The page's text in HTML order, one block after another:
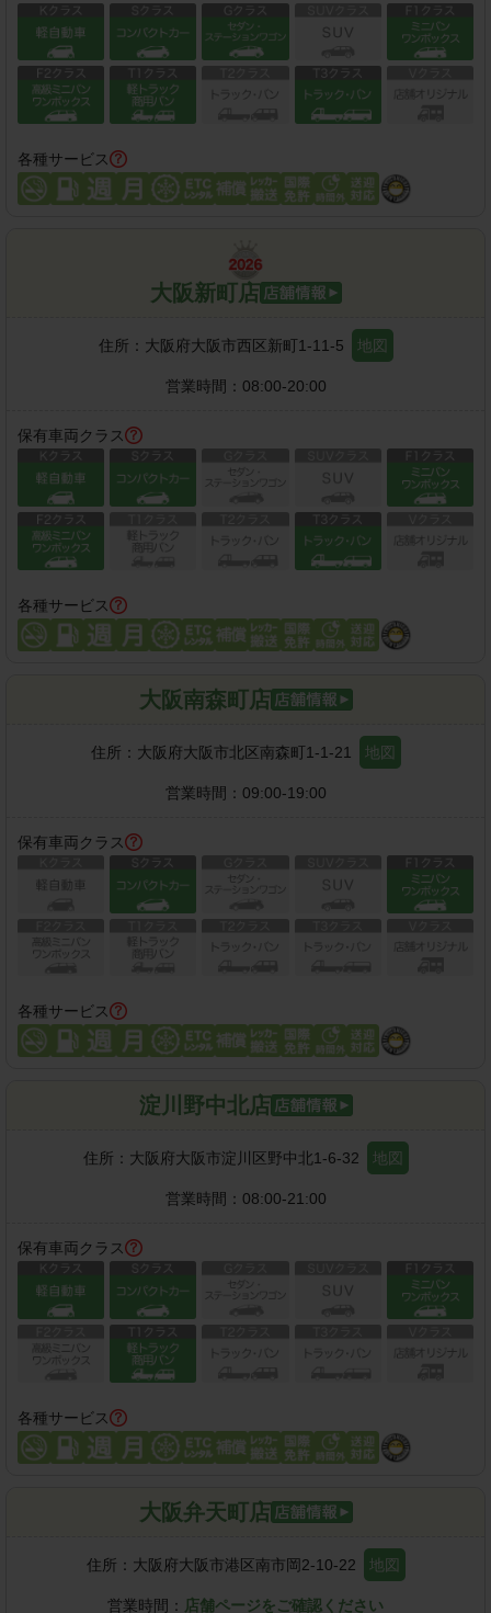
各種サービス
大阪新町店
住所： 大阪府大阪市西区新町1-11-5 地図
営業時間： 08:00-20:00
保有車両クラス
各種サービス
大阪南森町店
住所： 大阪府大阪市北区南森町1-1-21 地図
営業時間： 09:00-19:00
保有車両クラス
各種サービス
淀川野中北店
住所： 大阪府大阪市淀川区野中北1-6-32 地図
営業時間： 08:00-21:00
保有車両クラス
各種サービス
大阪弁天町店
住所： 大阪府大阪市港区南市岡2-10-22 地図
営業時間： 店舗ページをご確認ください